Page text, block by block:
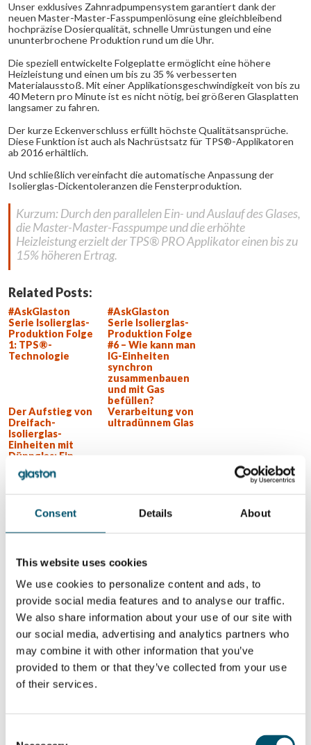
Consent Details About
This website uses cookies
We use cookies to personalize content and ads, to
provide social media features and to analyse our traffic.
We also share information about your use of our site with
our social media, advertising and analytics partners who
may combine it with other information that you’ve
provided to them or that they’ve collected from your use
of their services.
Unser exklusives Zahnradpumpensystem garantiert dank der
neuen Master-Master-Fasspumpenlösung eine gleichbleibend
hochpräzise Dosierqualität, schnelle Umrüstungen und eine
ununterbrochene Produktion rund um die Uhr.
Die speziell entwickelte Folgeplatte ermöglicht eine höhere
Heizleistung und einen um bis zu 35 % verbesserten
Materialausstoß. Mit einer Applikationsgeschwindigkeit von bis zu
40 Metern pro Minute ist es nicht nötig, bei größeren Glasplatten
langsamer zu fahren.
Der kurze Eckenverschluss erfüllt höchste Qualitätsansprüche.
Diese Funktion ist auch als Nachrüstsatz für TPS®-Applikatoren
ab 2016 erhältlich.
Und schließlich vereinfacht die automatische Anpassung der
Isolierglas-Dickentoleranzen die Fensterproduktion.
Kurzum: Durch den parallelen Ein- und Auslauf des Glases,
die Master-Master-Fasspumpe und die erhöhte
Heizleistung erzielt der TPS®PRO Applikator einen bis zu
15% höheren Ertrag.
Related Posts:
#AskGlaston
Serie Isolierglas-
Produktion Folge
1: TPS®-
Technologie
#AskGlaston
Serie Isolierglas-
Produktion Folge
#6 – Wie kann man
IG-Einheiten
synchron
zusammenbauen
und mit Gas
befüllen?
Der Aufstieg von
Dreifach-
Isolierglas-
Einheiten mit
Dünnglas: Ein
“Game-Changer”
der Branche
Verarbeitung von
ultradünnem Glas
WOLLEN SIE MEHR ERFAHREN?
Für den Glastory-Newsletter anmelden
DIESEN BEITRAG TEILEN